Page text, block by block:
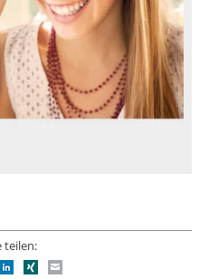
teilen:
LinkedIn
Xing